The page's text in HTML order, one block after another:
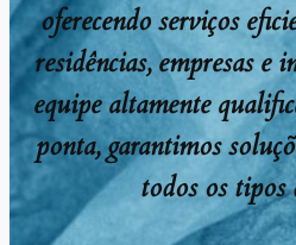
oferecendo serviços
residências, empresas e
equipe altamente
ponta, garantimos
todos os tipos